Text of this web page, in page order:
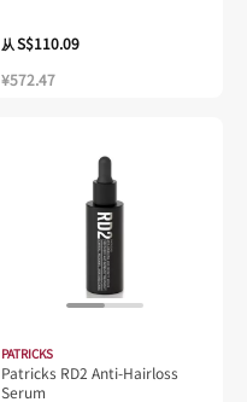
从S$110.09
¥572.47
PATRICKS
Patricks RD2 Anti-Hairloss
Serum